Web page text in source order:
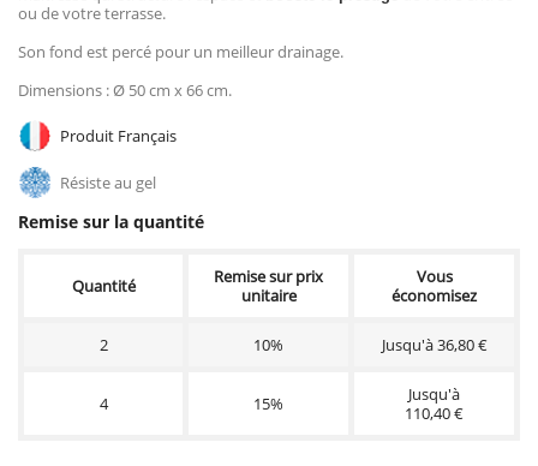
ou de votre terrasse.
Son fond est percé pour un meilleur drainage.
Dimensions : Ø 50 cm x 66 cm.
Produit Français
Résiste au gel
Remise sur la quantité
Quantité
Remise sur prix
unitaire
Vous
économisez
2 10% Jusqu'à 36,80 €
4 15%
Jusqu'à
110,40 €